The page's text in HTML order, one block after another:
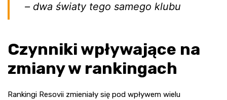
– dwa światy tego samego klubu
Czynniki wpływające na
zmiany w rankingach
Rankingi Resovii zmieniały się pod wpływem wielu